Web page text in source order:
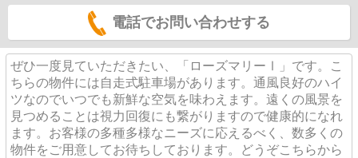
電話でお問い合わせする
ぜひ一度見ていただきたい、「ローズマリーⅠ」です。こ
ちらの物件には自走式駐車場があります。通風良好のハイ
ツなのでいつでも新鮮な空気を味わえます。遠くの風景を
見つめることは視力回復にも繋がりますので健康的になれ
ます。お客様の多種多様なニーズに応えるべく、数多くの
物件をご用意してお待ちしております。どうぞこちらから